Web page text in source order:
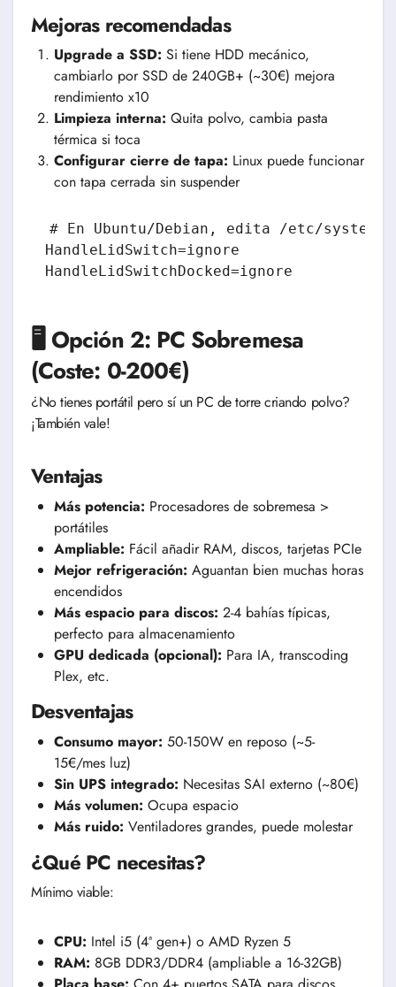
Mejoras recomendadas
Upgrade a SSD: Si tiene HDD mecánico,
cambiarlo por SSD de 240GB+ (~30€) mejora
rendimiento x10
Limpieza interna: Quita polvo, cambia pasta
térmica si toca
Configurar cierre de tapa: Linux puede funcionar
con tapa cerrada sin suspender
# En Ubuntu/Debian, edita /etc/
HandleLidSwitch=ignore
HandleLidSwitchDocked=ignore
🖥️ Opción 2: PC Sobremesa
(Coste: 0-200€)
¿No tienes portátil pero sí un PC de torre criando polvo?
¡También vale!
Ventajas
Más potencia: Procesadores de sobremesa >
portátiles
Ampliable: Fácil añadir RAM, discos, tarjetas PCIe
Mejor refrigeración: Aguantan bien muchas horas
encendidos
Más espacio para discos: 2-4 bahías típicas,
perfecto para almacenamiento
GPU dedicada (opcional): Para IA, transcoding
Plex, etc.
Desventajas
Consumo mayor: 50-150W en reposo (~5-
15€/mes luz)
Sin UPS integrado: Necesitas SAI externo (~80€)
Más volumen: Ocupa espacio
Más ruido: Ventiladores grandes, puede molestar
¿Qué PC necesitas?
Mínimo viable:
CPU: Intel i5 (4ª gen+) o AMD Ryzen 5
RAM: 8GB DDR3/DDR4 (ampliable a 16-32GB)